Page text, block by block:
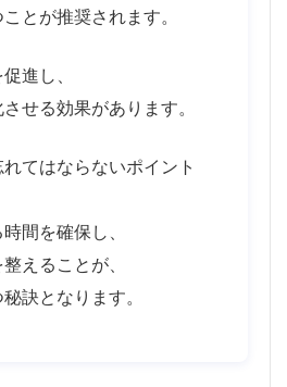
とが推奨されます。
進し、
せる効果があります。
てはならないポイント
間を確保し、
えることが、
訣となります。